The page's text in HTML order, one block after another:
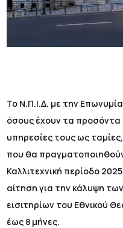
Το Ν.Π.Ι.Δ. με την
όσους έχουν τα προσόντα
υπηρεσίες τους ως
που θα
Καλλιτεχνική περίοδο
αίτηση για την κάλυψη
εισιτηρίων του Εθνικού
έως 8 μήνες.